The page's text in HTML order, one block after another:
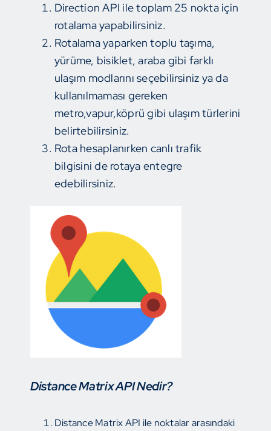
Direction API ile toplam 25 nokta için
rotalama yapabilirsiniz.
Rotalama yaparken toplu taşıma,
yürüme, bisiklet, araba gibi farklı
ulaşım modlarını seçebilirsiniz ya da
kullanılmaması gereken
metro,vapur,köprü gibi ulaşım türlerini
belirtebilirsiniz.
Rota hesaplanırken canlı trafik
bilgisini de rotaya entegre
edebilirsiniz.
Distance Matrix API Nedir?
Distance Matrix API ile noktalar arasındaki